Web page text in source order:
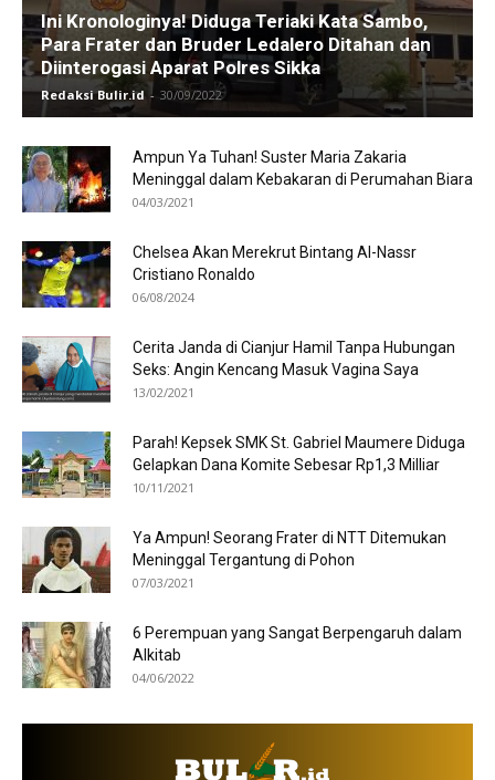
Ini Kronologinya! Diduga Teriaki Kata Sambo,
Para Frater dan Bruder Ledalero Ditahan dan
Diinterogasi Aparat Polres Sikka
Redaksi Bulir.id - 30/09/2022
Ampun Ya Tuhan! Suster Maria Zakaria
Meninggal dalam Kebakaran di Perumahan Biara
04/03/2021
Chelsea Akan Merekrut Bintang Al-Nassr
Cristiano Ronaldo
06/08/2024
Cerita Janda di Cianjur Hamil Tanpa Hubungan
Seks: Angin Kencang Masuk Vagina Saya
13/02/2021
Parah! Kepsek SMK St. Gabriel Maumere Diduga
Gelapkan Dana Komite Sebesar Rp1,3 Milliar
10/11/2021
Ya Ampun! Seorang Frater di NTT Ditemukan
Meninggal Tergantung di Pohon
07/03/2021
6 Perempuan yang Sangat Berpengaruh dalam
Alkitab
04/06/2022